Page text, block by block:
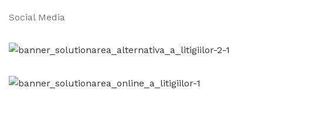
Social Media